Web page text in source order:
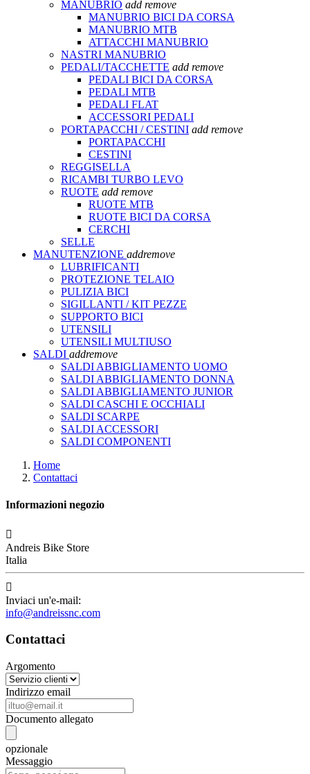
MANUBRIO add remove
MANUBRIO BICI DA CORSA
MANUBRIO MTB
ATTACCHI MANUBRIO
NASTRI MANUBRIO
PEDALI/TACCHETTE add remove
PEDALI BICI DA CORSA
PEDALI MTB
PEDALI FLAT
ACCESSORI PEDALI
PORTAPACCHI / CESTINI add remove
PORTAPACCHI
CESTINI
REGGISELLA
RICAMBI TURBO LEVO
RUOTE add remove
RUOTE MTB
RUOTE BICI DA CORSA
CERCHI
SELLE
MANUTENZIONE addremove
LUBRIFICANTI
PROTEZIONE TELAIO
PULIZIA BICI
SIGILLANTI / KIT PEZZE
SUPPORTO BICI
UTENSILI
UTENSILI MULTIUSO
SALDI addremove
SALDI ABBIGLIAMENTO UOMO
SALDI ABBIGLIAMENTO DONNA
SALDI ABBIGLIAMENTO JUNIOR
SALDI CASCHI E OCCHIALI
SALDI SCARPE
SALDI ACCESSORI
SALDI COMPONENTI
Home
Contattaci
Informazioni negozio

Andreis Bike Store
Italia

Inviaci un'e-mail:
info@andreissnc.com
Contattaci
Argomento
Indirizzo email
Documento allegato
opzionale
Messaggio